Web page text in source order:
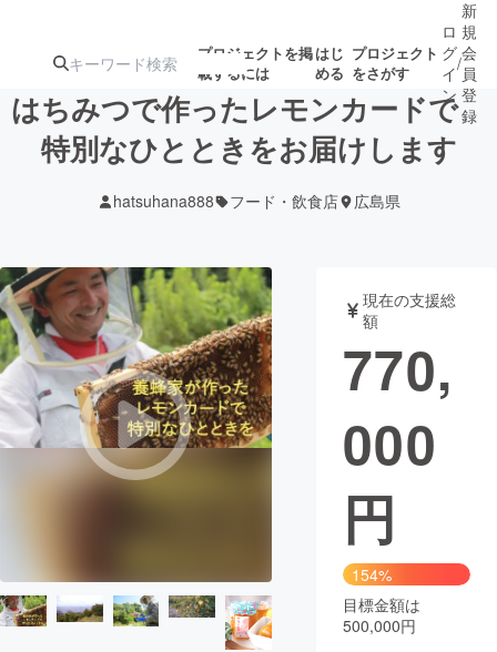
プロジェクトを掲
載するには
はじ
める
プロジェクト
をさがす
ターン
ジェクト
募集終了が近いプ
ロジェクト
されます
アート・写真 音楽
テクノロジー・ガジェット ゲーム・サ
映像・映画
ビジネス・起業
CAMPFIRE for Social Good CAMPFIRE Creation
CAMPFIREふるさと納税machi-ya コミュニティ
ロ
グ
イ
ン
/
新
規
会
員
登
録
はちみつで作ったレモンカードで
特別なひとときをお届けします
hatsuhana888 フード・飲食店 広島県
現在の支援総
額
770,
000
円
154%
目標金額は
500,000円